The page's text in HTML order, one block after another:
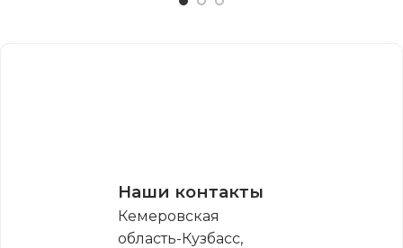
Наши контакты
Кемеровская
область-Кузбасс,